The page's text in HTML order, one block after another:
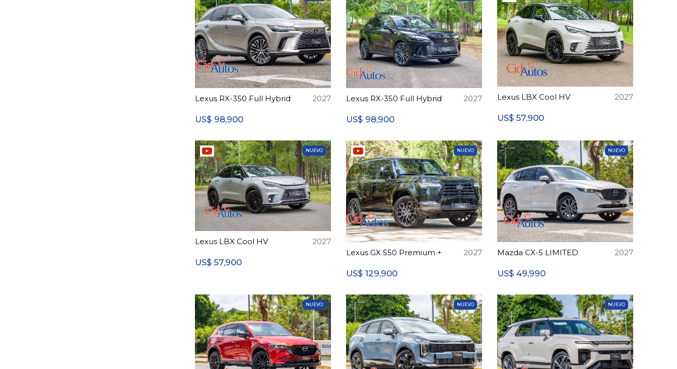
Lexus RX-350 Full Hybrid 2027
US$ 98,900
Lexus RX-350 Full Hybrid 2027
US$ 98,900
Lexus LBX Cool HV 2027
US$ 57,900
NUEVO
Lexus LBX Cool HV 2027
US$ 57,900
NUEVO
Lexus GX 550 Premium + 2027
US$ 129,900
NUEVO
Mazda CX-5 LIMITED 2027
US$ 49,990
NUEVO NUEVO NUEVO